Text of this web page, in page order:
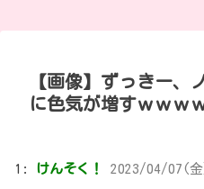
【画像】ずっきー、
に色気が増すｗｗｗ
1: けんそく！ 2023/04/07(